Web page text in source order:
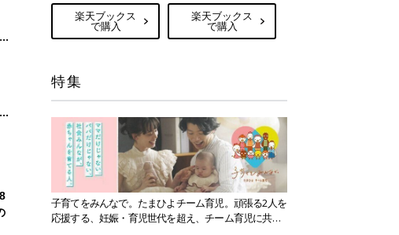
楽天ブックス
で購入
楽天ブックス
で購入
特集
子育てをみんなで。たまひよチーム育児。頑張る2人を
応援する、妊娠・育児世代を超え、チーム育児に共感